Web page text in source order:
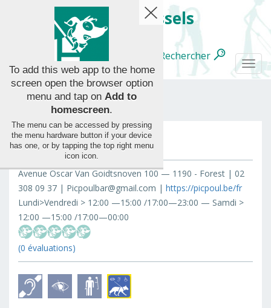
Français
handy.brussels
Rechercher
Picpoul
Avenue Oscar Van Goidtsnoven 100 — 1190 - Forest | 02
308 09 37 | Picpoulbar@gmail.com | https://picpoul.be/fr
Lundi>Vendredi > 12:00 —15:00 /17:00—23:00 — Samdi >
12:00 —15:00 /17:00—00:00
(0 évaluations)
Toutes
les
categories
To add this web app to the home
screen open the browser option
menu and tap on Add to
homescreen
The menu can be accessed by pressing
the menu hardware button if your device
has one, or by tapping the top right menu
icon icon.